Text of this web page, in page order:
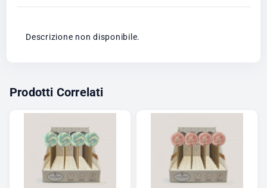
Descrizione non disponibile.
Prodotti Correlati